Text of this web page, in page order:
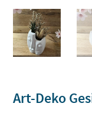
Art-Deko